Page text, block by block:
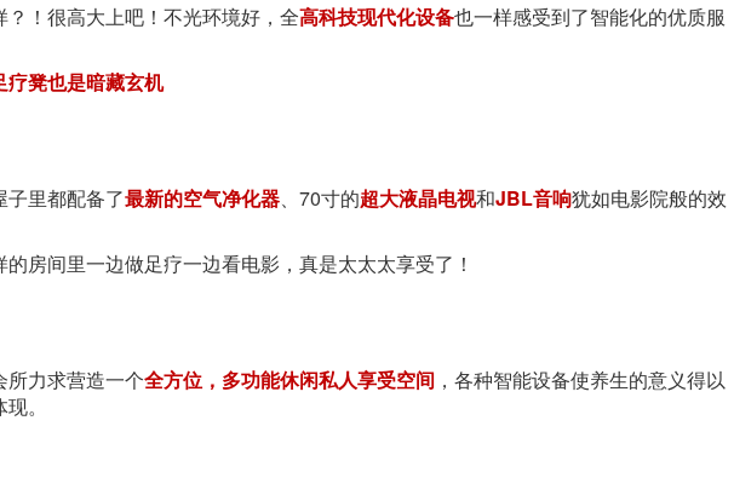
？！很高大上吧！不光环境好，全高科技现代化设备也一样感受到了智能化的优质服
疗凳也是暗藏玄机
子里都配备了最新的空气净化器、70寸的超大液晶电视和JBL音响犹如电影院般的效
的房间里一边做足疗一边看电影，真是太太太享受了！
所力求营造一个全方位，多功能休闲私人享受空间 ，各种智能设备使养生的意义得以
。